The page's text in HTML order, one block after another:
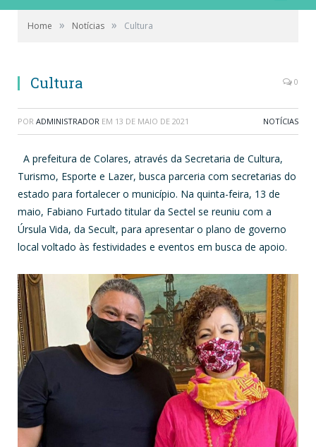
Home » Notícias » Cultura
Cultura 0
POR ADMINISTRADOR EM 13 DE MAIO DE 2021 NOTÍCIAS
A prefeitura de Colares, através da Secretaria de Cultura,
Turismo, Esporte e Lazer, busca parceria com secretarias do
estado para fortalecer o município. Na quinta-feira, 13 de
maio, Fabiano Furtado titular da Sectel se reuniu com a
Úrsula Vida, da Secult, para apresentar o plano de governo
local voltado às festividades e eventos em busca de apoio.